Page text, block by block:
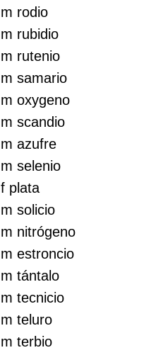
m rodio
m rubidio
m rutenio
m samario
m oxygeno
m scandio
m azufre
m selenio
f plata
m solicio
m nitrógeno
m estroncio
m tántalo
m tecnicio
m teluro
m terbio